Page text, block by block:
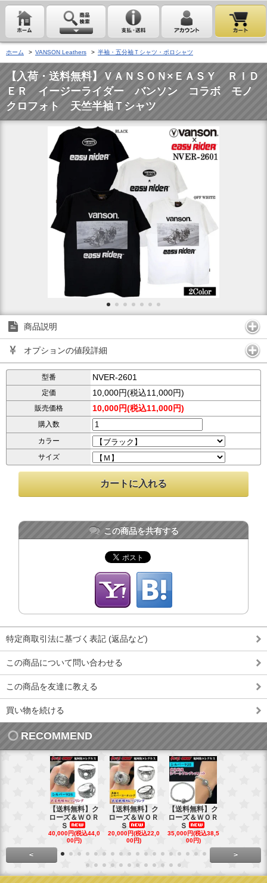
ホーム > VANSON Leathers > 半袖・五分袖Ｔシャツ・ポロシャツ
【入荷・送料無料】ＶＡＮＳＯＮ×ＥＡＳＹ ＲＩＤ
ＥＲ イージーライダー バンソン コラボ モノ
クロフォト 天竺半袖Ｔシャツ
商品説明
オプションの値段詳細
型番 NVER-2601
定価 10,000円(税込11,000円)
販売価格 10,000円(税込11,000円)
購入数
カラー
サイズ
この商品を共有する
特定商取引法に基づく表記 (返品など)
この商品について問い合わせる
この商品を友達に教える
買い物を続ける
RECOMMEND
【送料無料】ク
ローズ＆ＷＯＲ
Ｓ
40,000円(税込44,0
00円)
【送料無料】ク
ローズ＆ＷＯＲ
Ｓ
20,000円(税込22,0
00円)
【送料無料】ク
ローズ＆ＷＯＲ
Ｓ
35,000円(税込38,5
00円)
< >